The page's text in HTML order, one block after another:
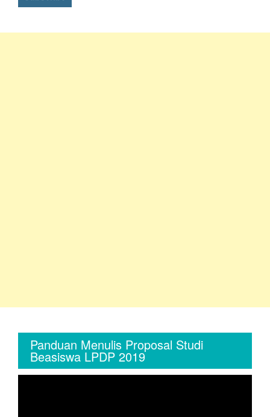
Panduan Menulis Proposal Studi
Beasiswa LPDP 2019